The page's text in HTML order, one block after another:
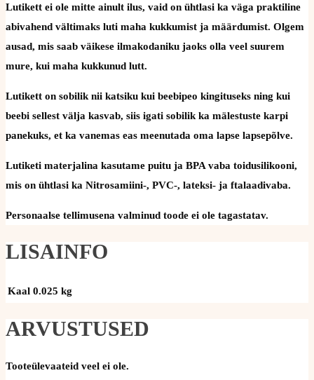
Lutikett ei ole mitte ainult ilus, vaid on ühtlasi ka väga praktiline
abivahend vältimaks luti maha kukkumist ja määrdumist. Olgem
ausad, mis saab väikese ilmakodaniku jaoks olla veel suurem
mure, kui maha kukkunud lutt.
Lutikett on sobilik nii katsiku kui beebipeo kingituseks ning kui
beebi sellest välja kasvab, siis igati sobilik ka mälestuste karpi
panekuks, et ka vanemas eas meenutada oma lapse lapsepõlve.
Lutiketi materjalina kasutame puitu ja BPA vaba toidusilikooni,
mis on ühtlasi ka Nitrosamiini-, PVC-, lateksi- ja ftalaadivaba.
Personaalse tellimusena valminud toode ei ole tagastatav.
LISAINFO
Kaal 0.025 kg
ARVUSTUSED
Tooteülevaateid veel ei ole.